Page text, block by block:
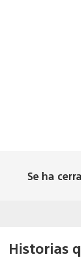
Se ha
Historias